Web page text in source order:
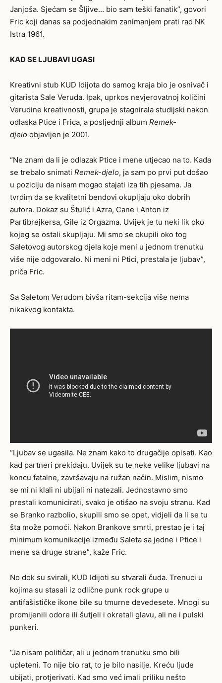
Janjoša. Sjećam se Šljive… bio sam teški fanatik”, govori
Fric koji danas sa podjednakim zanimanjem prati rad NK
Istra 1961.
KAD SE LJUBAVI UGASI
Kreativni stub KUD Idijota do samog kraja bio je osnivač i
gitarista Sale Veruda. Ipak, uprkos nevjerovatnoj količini
Verudine kreativnosti, grupa je stagnirala studijski nakon
odlaska Ptice i Frica, a posljednji album Remek-
djelo objavljen je 2001.
“Ne znam da li je odlazak Ptice i mene utjecao na to. Kada
se trebalo snimati Remek-djelo, ja sam po prvi put došao
u poziciju da nisam mogao stajati iza tih pjesama. Ja
tvrdim da se kvalitetni bendovi okupljaju oko dobrih
autora. Dokaz su Štulić i Azra, Cane i Anton iz
Partibrejkersa, Gile iz Orgazma. Uvijek je tu neki lik oko
kojeg se ostali skupljaju. Mi smo se okupili oko tog
Saletovog autorskog djela koje meni u jednom trenutku
više nije odgovaralo. Ni meni ni Ptici, prestala je ljubav”,
priča Fric.
Sa Saletom Verudom bivša ritam-sekcija više nema
nikakvog kontakta.
“Ljubav se ugasila. Ne znam kako to drugačije opisati. Kao
kad partneri prekidaju. Uvijek su te neke velike ljubavi na
koncu fatalne, završavaju na ružan način. Mislim, nismo
se mi ni klali ni ubijali ni natezali. Jednostavno smo
prestali komunicirati, svako je otišao na svoju stranu. Kad
se Branko razbolio, skupili smo se opet, vidjeli da li se tu
šta može pomoći. Nakon Brankove smrti, prestao je i taj
minimum komunikacije između Saleta sa jedne i Ptice i
mene sa druge strane”, kaže Fric.
No dok su svirali, KUD Idijoti su stvarali čuda. Trenuci u
kojima su stasali iz odlične punk rock grupe u
antifašističke ikone bile su tmurne devedesete. Mnogi su
promijenili odore ili šutjeli i okretali glavu, ali ne i pulski
punkeri.
“Ja nisam političar, ali u jednom trenutku smo bili
upleteni. To nije bio rat, to je bilo nasilje. Kreću ljude
ubijati, protjerivati. Kad smo već imali priliku nešto